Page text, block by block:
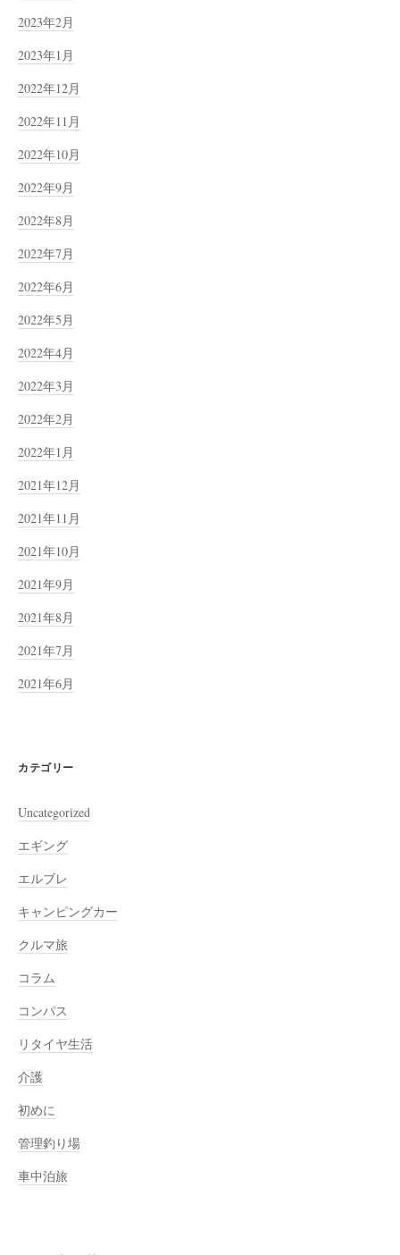
2023年2月
2023年1月
2022年12月
2022年11月
2022年10月
2022年9月
2022年8月
2022年7月
2022年6月
2022年5月
2022年4月
2022年3月
2022年2月
2022年1月
2021年12月
2021年11月
2021年10月
2021年9月
2021年8月
2021年7月
2021年6月
カテゴリー
Uncategorized
エギング
エルブレ
キャンピングカー
クルマ旅
コラム
コンパス
リタイヤ生活
介護
初めに
管理釣り場
車中泊旅